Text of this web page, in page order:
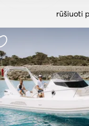
rūšiuoti